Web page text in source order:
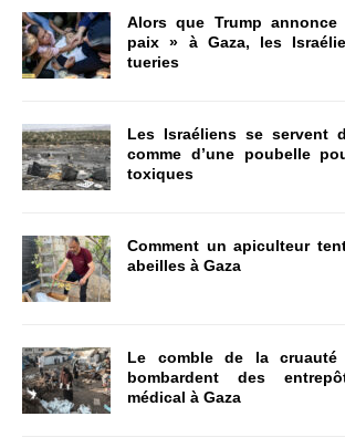
Alors que Trump
paix » à Gaza, les
tueries
Les Israéliens se servent
comme d’une poubelle
toxiques
Comment un apiculteur
abeilles à Gaza
Le comble de la
bombardent des
médical à Gaza